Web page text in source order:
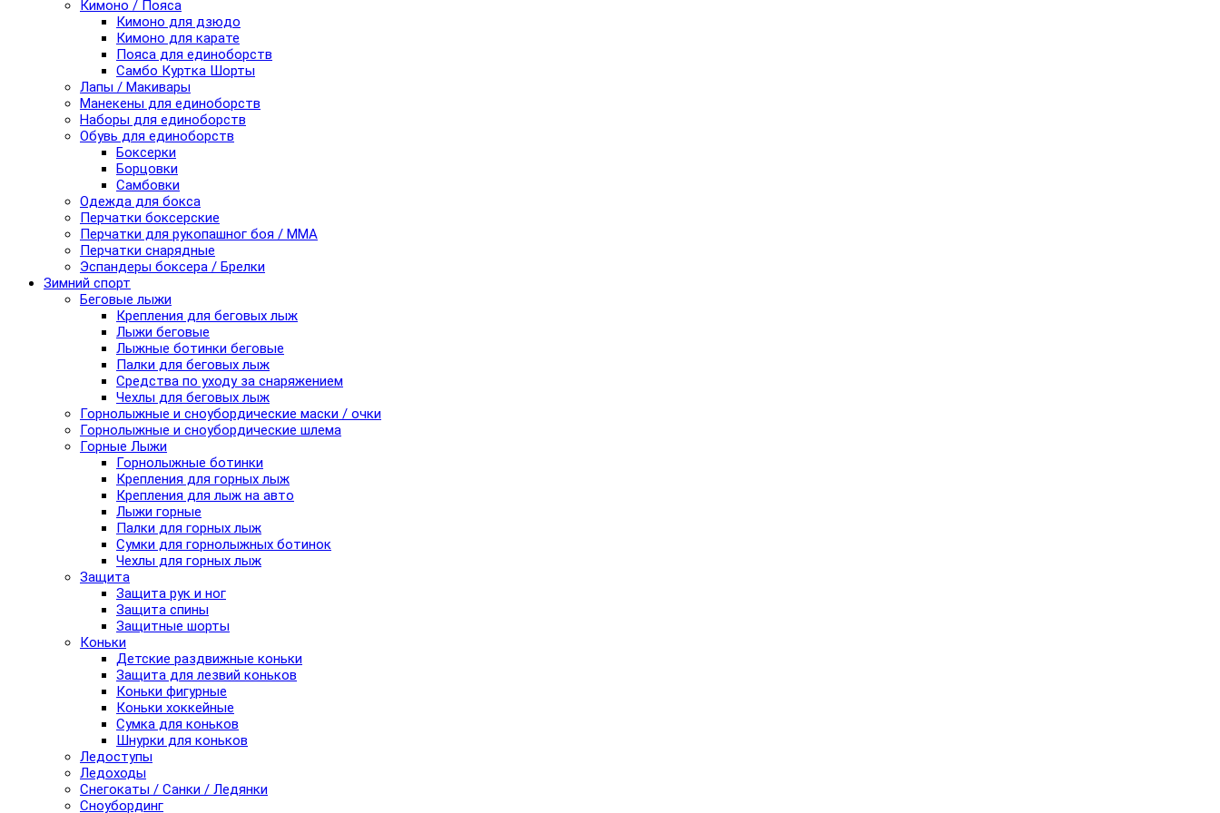
Кимоно / Пояса
Кимоно для дзюдо
Кимоно для карате
Пояса для единоборств
Самбо Куртка Шорты
Лапы / Макивары
Манекены для единоборств
Наборы для единоборств
Обувь для единоборств
Боксерки
Борцовки
Самбовки
Одежда для бокса
Перчатки боксерские
Перчатки для рукопашног боя / ММА
Перчатки снарядные
Эспандеры боксера / Брелки
Зимний спорт
Беговые лыжи
Крепления для беговых лыж
Лыжи беговые
Лыжные ботинки беговые
Палки для беговых лыж
Средства по уходу за снаряжением
Чехлы для беговых лыж
Горнолыжные и сноубордические маски / очки
Горнолыжные и сноубордические шлема
Горные Лыжи
Горнолыжные ботинки
Крепления для горных лыж
Крепления для лыж на авто
Лыжи горные
Палки для горных лыж
Сумки для горнолыжных ботинок
Чехлы для горных лыж
Защита
Защита рук и ног
Защита спины
Защитные шорты
Коньки
Детские раздвижные коньки
Защита для лезвий коньков
Коньки фигурные
Коньки хоккейные
Сумка для коньков
Шнурки для коньков
Ледоступы
Ледоходы
Снегокаты / Санки / Ледянки
Сноубординг